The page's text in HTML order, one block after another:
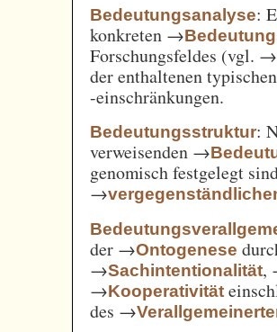
Bedeutungsanalyse:
konkreten →
Forschungsfeldes (vgl. →
der enthaltenen
-einschränkungen.
Bedeutungsstruktur:
verweisenden →
genomisch festgelegt
→
der →Ontogenese
→Sachintentionalität,
→Kooperativität
des →